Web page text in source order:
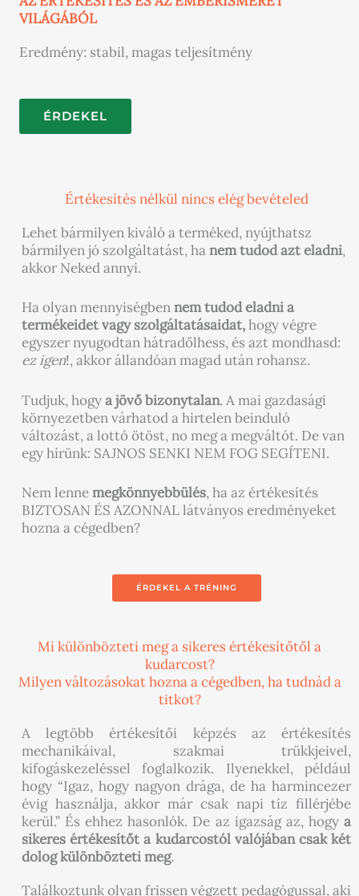
VILÁGÁBÓL
Eredmény: stabil, magas teljesítmény
ÉRDEKEL
Értékesítés nélkül nincs elég bevételed
Lehet bármilyen kiváló a terméked, nyújthatsz
bármilyen jó szolgáltatást, hanem tudod azt eladni,
akkor Neked annyi.
Ha olyan mennyiségbennem tudod eladni a
termékeidet vagy szolgáltatásaidat,hogy végre
egyszer nyugodtan hátradőlhess, és azt mondhasd:
ez igen!, akkor állandóan magad után rohansz.
Tudjuk, hogya jövő bizonytalan. A mai gazdasági
környezetben várhatod a hirtelen beinduló
változást, a lottó ötöst, no meg a megváltót. De van
egy hírünk: SAJNOS SENKI NEM FOG SEGÍTENI.
Nem lennemegkönnyebbülés, ha az értékesítés
BIZTOSAN ÉS AZONNAL látványos eredményeket
hozna a cégedben?
ÉRDEKEL A TRÉNING
Mi különbözteti meg a sikeres értékesítőtől a
kudarcost?
Milyen változásokat hozna a cégedben, ha tudnád a
titkot?
A legtöbb értékesítői képzés az értékesítés
mechanikáival, szakmai trükkjeivel,
kifogáskezeléssel foglalkozik. Ilyenekkel, például
hogy “Igaz, hogy nagyon drága, de ha harmincezer
évig használja, akkor már csak napi tíz fillérjébe
kerül.” És ehhez hasonlók. De az igazság az, hogy a
sikeres értékesítőt a kudarcostól valójában csak két
dolog különbözteti meg.
Találkoztunk olyan frissen végzett pedagógussal, aki